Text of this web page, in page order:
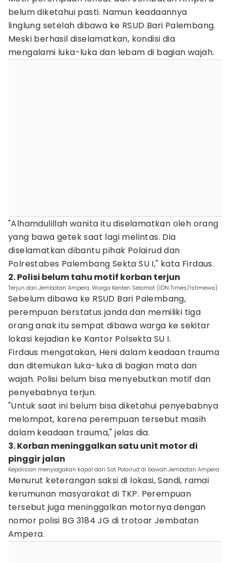
belum diketahui pasti. Namun keadaannya
linglung setelah dibawa ke RSUD Bari Palembang.
Meski berhasil diselamatkan, kondisi dia
mengalami luka-luka dan lebam di bagian wajah.
"Alhamdulillah wanita itu diselamatkan oleh orang
yang bawa getek saat lagi melintas. Dia
diselamatkan dibantu pihak Polairud dan
Polrestabes Palembang Sekta SU I," kata Firdaus.
2. Polisi belum tahu motif korban terjun
Terjun dari Jembatan Ampera, Warga Kenten Selamat (IDN Times/Istimewa)
Sebelum dibawa ke RSUD Bari Palembang,
perempuan berstatus janda dan memiliki tiga
orang anak itu sempat dibawa warga ke sekitar
lokasi kejadian ke Kantor Polsekta SU I.
Firdaus mengatakan, Heni dalam keadaan trauma
dan ditemukan luka-luka di bagian mata dan
wajah. Polisi belum bisa menyebutkan motif dan
penyebabnya terjun.
"Untuk saat ini belum bisa diketahui penyebabnya
melompat, karena perempuan tersebut masih
dalam keadaan trauma," jelas dia.
3. Korban meninggalkan satu unit motor di
pinggir jalan
Kepolisian menyiagakan kapal dari Sat Polairud di bawah Jembatan Ampera
Menurut keterangan saksi di lokasi, Sandi, ramai
kerumunan masyarakat di TKP. Perempuan
tersebut juga meninggalkan motornya dengan
nomor polisi BG 3184 JG di trotoar Jembatan
Ampera.